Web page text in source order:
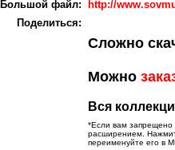
Большой файл:
http://
Поделиться:
Сложно
Можно
Вся
*Если вам запрещено
расширением.
переименуйте его в